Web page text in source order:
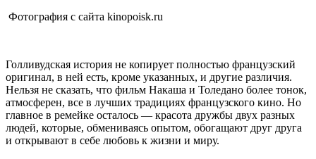
Фотография с сайта kinopoisk.ru
Голливудская история не копирует полностью французский
оригинал, в ней есть, кроме указанных, и другие различия.
Нельзя не сказать, что фильм Накаша и Толедано более тонок,
атмосферен, все в лучших традициях французского кино. Но
главное в ремейке осталось — красота дружбы двух разных
людей, которые, обмениваясь опытом, обогащают друг друга
и открывают в себе любовь к жизни и миру.